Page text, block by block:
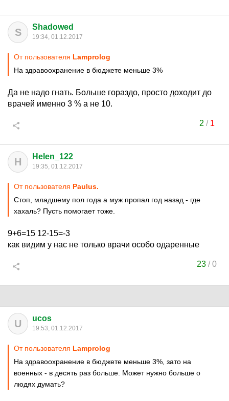
S Shadowed
19:34, 01.12.2017
От пользователя Lamprolog
На здравоохранение в бюджете меньше 3%
Да не надо гнать. Больше гораздо, просто доходит до
врачей именно 3 % а не 10.
2 / 1
H Helen_122
19:35, 01.12.2017
От пользователя Paulus.
Стоп, младшему пол года а муж пропал год назад - где
хахаль? Пусть помогает тоже.
9+6=15 12-15=-3
как видим у нас не только врачи особо одаренные
23 /0
U ucos
19:53, 01.12.2017
От пользователя Lamprolog
На здравоохранение в бюджете меньше 3%, зато на
военных - в десять раз больше. Может нужно больше о
людях думать?